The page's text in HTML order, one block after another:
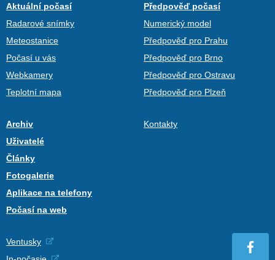
Aktuální počasí
Radarové snímky
Meteostanice
Počasí u vás
Webkamery
Teplotní mapa
Předpověď počasí
Numerický model
Předpověď pro Prahu
Předpověď pro Brno
Předpověď pro Ostravu
Předpověď pro Plzeň
Archiv
Uživatelé
Články
Fotogalerie
Aplikace na telefony
Počasí na web
Kontakty
Ventusky